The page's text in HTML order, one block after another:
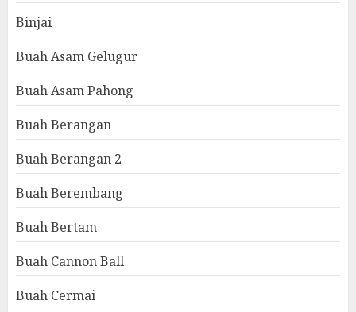
Binjai
Buah Asam Gelugur
Buah Asam Pahong
Buah Berangan
Buah Berangan 2
Buah Berembang
Buah Bertam
Buah Cannon Ball
Buah Cermai